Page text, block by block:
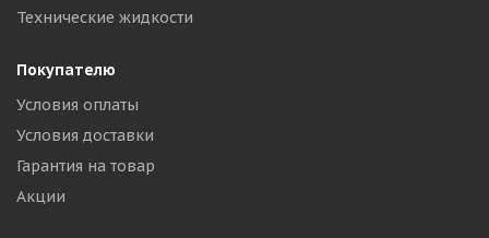
Технические жидкости
Покупателю
Условия оплаты
Условия доставки
Гарантия на товар
Акции